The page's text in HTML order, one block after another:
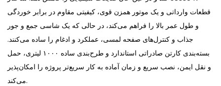
قطعات وارداتی و یک موتور همزن قوی، کیفیتی مقاوم در برابر خوردگی
و طول عمر بالا را فراهم می‌کند، در حالی که یک شاسی جمع و جور
جذاب و کنترل‌های صفحه لمسی، عملکرد و ادغام را ساده می‌کنند.
بسته‌بندی کارتن صادراتی استاندارد و طرح‌بندی ساده ۱۰۰۰ لیتری، حمل
و نقل ایمن، نصب سریع و زمان آماده به کار سریع‌تر پروژه را امکان‌پذیر
می‌کند.